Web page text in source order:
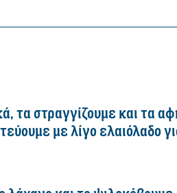
τα στραγγίζουμε και τα
με λίγο ελαιόλαδο